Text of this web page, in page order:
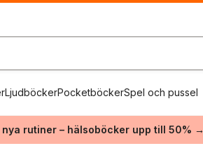
LjudböckerPocketböckerSpel och pussel
nya rutiner – hälsoböcker upp till 50% →